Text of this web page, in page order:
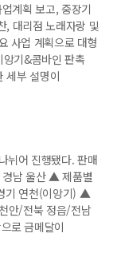
계획 보고, 중장기
, 대리점 노래자랑 및
사업 계획으로 대형
기&콤바인 판촉
세부 설명이
뉘어 진행됐다. 판매
남 울산 ▲ 제품별
기 연천(이앙기) ▲
안/전북 정읍/전남
로 금메달이